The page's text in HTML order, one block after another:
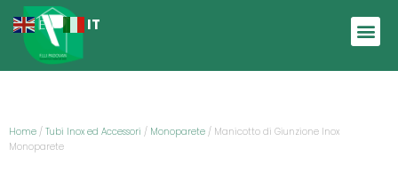
Home / Tubi Inox ed Accessori / Monoparete / Manicotto di Giunzione Inox
Monoparete
EN IT